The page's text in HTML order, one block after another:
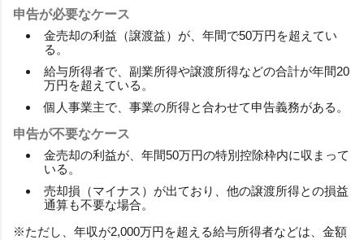
申告が必要なケース
金売却の利益（譲渡益）が、年間で50万円を超えてい
る。
給与所得者で、副業所得や譲渡所得などの合計が年間20
万円を超えている。
個人事業主で、事業の所得と合わせて申告義務がある。
申告が不要なケース
金売却の利益が、年間50万円の特別控除枠内に収まって
いる。
売却損（マイナス）が出ており、他の譲渡所得との損益
通算も不要な場合。
※ただし、年収が2,000万円を超える給与所得者などは、金額